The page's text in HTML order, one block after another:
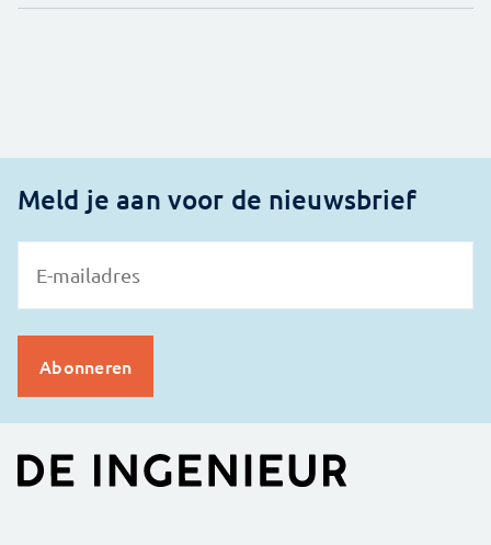
Meld je aan voor de nieuwsbrief